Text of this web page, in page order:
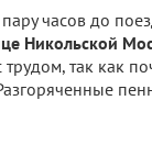
часов до
Никольской
так как